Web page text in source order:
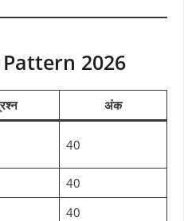
Pattern 2026
अंक
40
40
40